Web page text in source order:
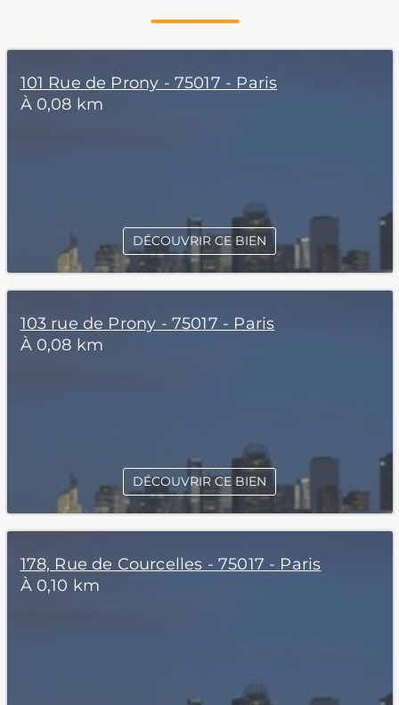
101 Rue de Prony - 75017 - Paris
À 0,08 km
DÉCOUVRIR CE BIEN
103 rue de Prony - 75017 - Paris
À 0,08 km
DÉCOUVRIR CE BIEN
178, Rue de Courcelles - 75017 - Paris
À 0,10 km